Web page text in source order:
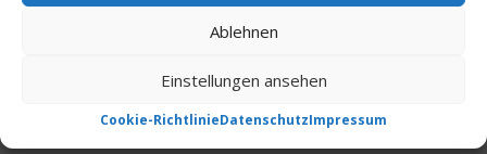
Ablehnen
Einstellungen ansehen
Cookie-RichtlinieDatenschutzImpressum